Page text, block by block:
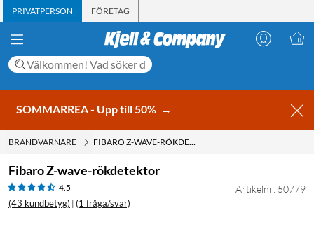
PRIVATPERSON FÖRETAG
SOMMARREA - Upp till 50% →
BRANDVARNARE FIBARO Z-WAVE-RÖKDETEKTOR
Fibaro Z-wave-rökdetektor
4.5
(43 kundbetyg) | (1 fråga/svar)
Artikelnr: 50779